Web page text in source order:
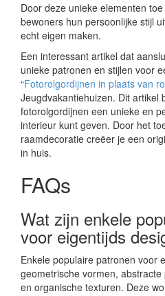
Door deze unieke elementen
bewoners hun persoonlijke stijl
echt eigen maken.
Een interessant artikel dat
unieke patronen en stijlen voor
“Fotorolgordijnen in plaats van
Jeugdvakantiehuizen. Dit artikel
fotorolgordijnen een unieke en
interieur kunt geven. Door het
raamdecoratie creëer je een
in huis.
FAQs
Wat zijn enkele
voor eigentijds
Enkele populaire patronen voor
geometrische vormen,
en organische texturen. Deze